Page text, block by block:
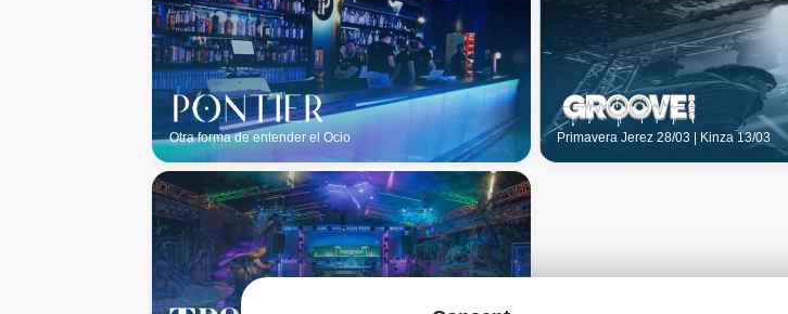
Otra forma de entender el Ocio Primavera Jerez 28/03 | Kinza 13/03